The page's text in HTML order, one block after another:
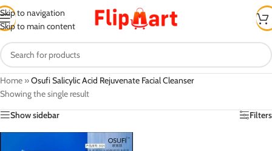
Skip to navigation
Skip to main content
Home »Osufi Salicylic Acid Rejuvenate Facial Cleanser
Showing the single result
Show sidebar
Filters